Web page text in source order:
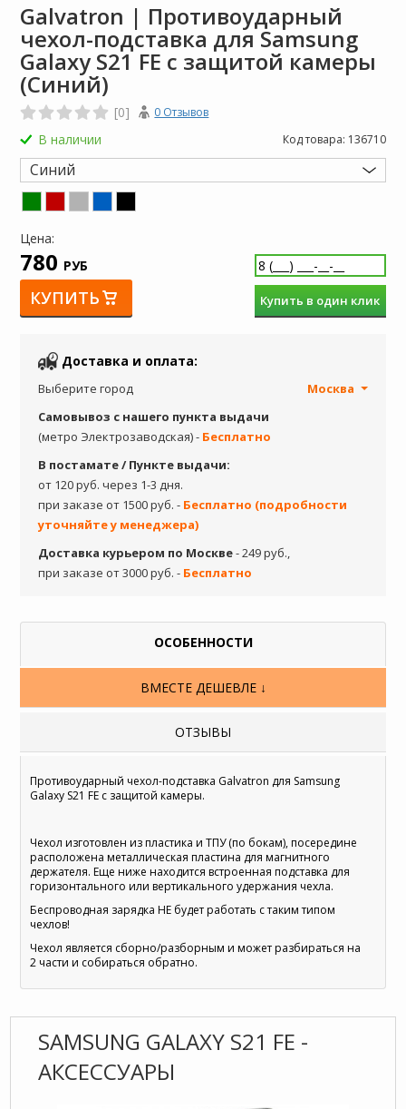
Galvatron | Противоударный
чехол-подставка для Samsung
Galaxy S21 FE с защитой камеры
(Синий)
[0] 0 Отзывов
В наличии Код товара: 136710
Синий
Цена:
780 РУБ
КУПИТЬ Купить в один клик
Доставка и оплата:
Выберите город
Москва
Самовывоз с нашего пункта выдачи
(метро Электрозаводская) - Бесплатно
В постамате / Пункте выдачи:
от 120 руб. через 1-3 дня.
при заказе от 1500 руб. - Бесплатно (подробности
уточняйте у менеджера)
Доставка курьером по Москве- 249 руб.,
при заказе от 3000 руб. - Бесплатно
ОСОБЕННОСТИ
ВМЕСТЕ ДЕШЕВЛЕ ↓
ОТЗЫВЫ
Противоударный чехол-подставка Galvatron для Samsung
Galaxy S21 FE с защитой камеры.
Чехол изготовлен из пластика и ТПУ (по бокам), посередине
расположена металлическая пластина для магнитного
держателя. Еще ниже находится встроенная подставка для
горизонтального или вертикального удержания чехла.
Беспроводная зарядка НЕ будет работать с таким типом
чехлов!
Чехол является сборно/разборным и может разбираться на
2 части и собираться обратно.
SAMSUNG GALAXY S21 FE -
АКСЕССУАРЫ